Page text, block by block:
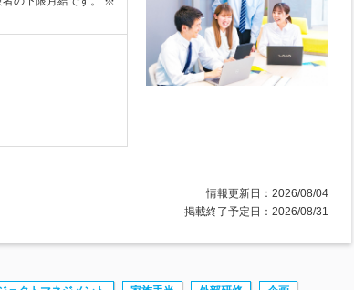
情報更新日：2026/08/04
掲載終了予定日：2026/08/31